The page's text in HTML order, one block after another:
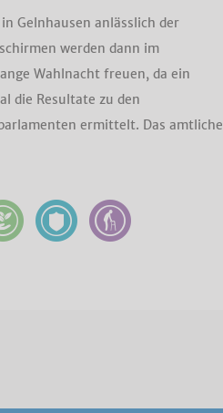
Gelnhausen anlässlich der
werden dann im
Wahlnacht freuen, da ein
die Resultate zu den
ermittelt. Das amtliche